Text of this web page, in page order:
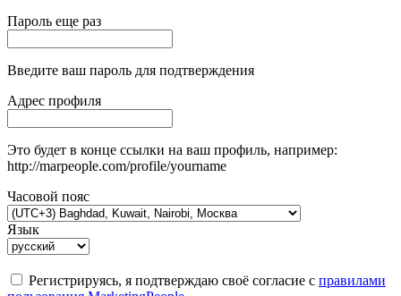
Пароль еще раз
Введите ваш пароль для подтверждения
Адрес профиля
Это будет в конце ссылки на ваш профиль, например:
http://marpeople.com/profile/yourname
Часовой пояс
Язык
Регистрируясь, я подтверждаю своё согласие с правилами